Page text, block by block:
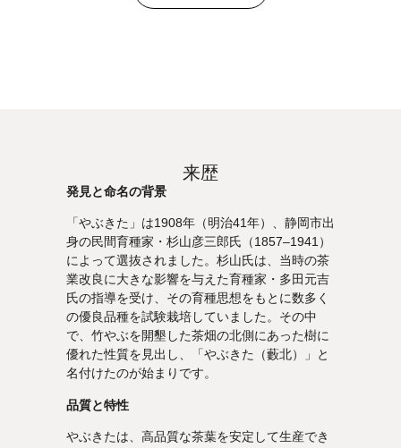
来歴
発見と命名の背景
「やぶきた」は1908年（明治41年）、静岡市出
身の民間育種家・杉山彦三郎氏（1857–1941）
によって選抜されました。杉山氏は、当時の茶
業改良に大きな影響を与えた育種家・多田元吉
氏の指導を受け、その育種思想をもとに数多く
の優良品種を試験栽培していました。その中
で、竹やぶを開墾した茶畑の北側にあった樹に
優れた性質を見出し、「やぶきた（藪北）」と
名付けたのが始まりです。
品質と特性
やぶきたは、高品質な茶葉を安定して生産でき